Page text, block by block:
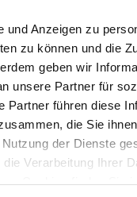
und Anzeigen zu
zu können und die
geben wir
unsere Partner für
Partner führen diese
die Sie
der Dienste
Verarbeitung Ihrer
und motivierter
Tarif (inkl.
mit bis zu 600